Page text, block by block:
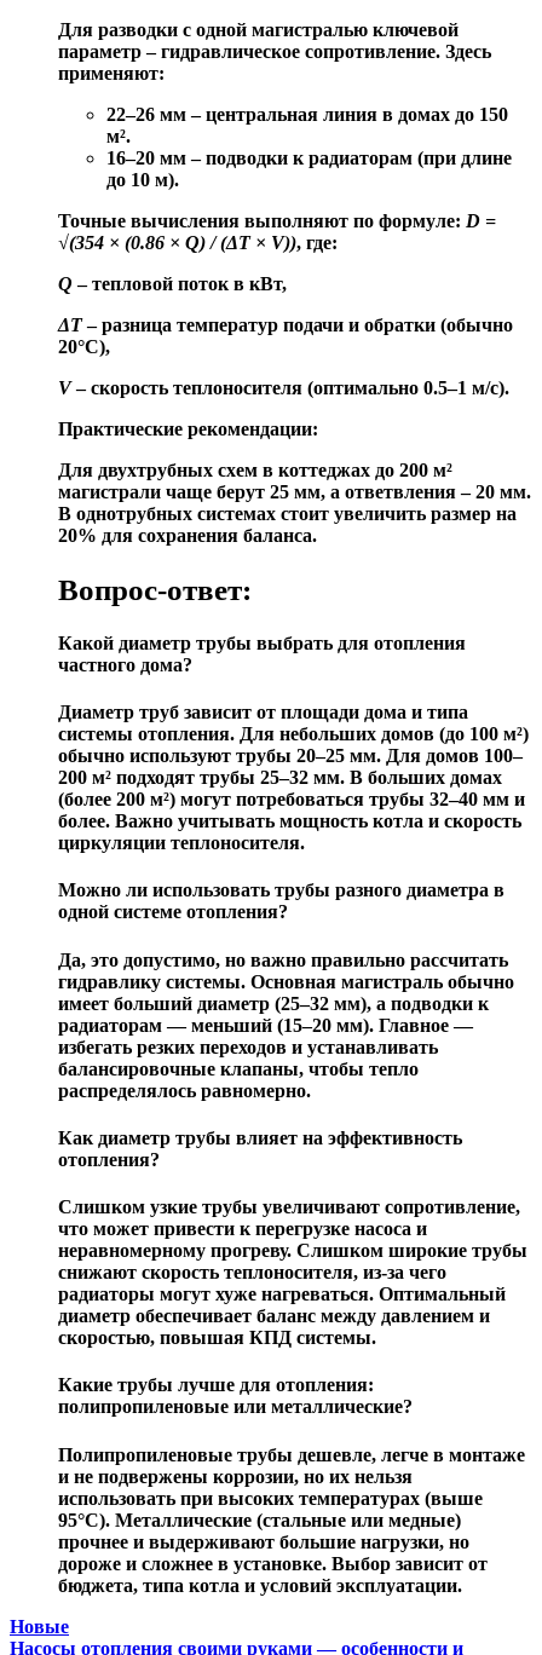
Для разводки с одной магистралью ключевой
параметр –гидравлическое сопротивление. Здесь
применяют:
22–26 мм– центральная линия в домах до 150
м².
16–20 мм– подводки к радиаторам (при длине
до 10 м).
Точные вычисления выполняют по формуле: D =
√(354 × (0.86 × Q) / (ΔT × V)), где:
Q – тепловой поток в кВт,
ΔT– разница температур подачи и обратки (обычно
20°C),
V– скорость теплоносителя (оптимально 0.5–1 м/с).
Практические рекомендации:
Для двухтрубных схем в коттеджах до 200 м²
магистрали чаще берут 25 мм, а ответвления – 20 мм.
В однотрубных системах стоит увеличить размер на
20% для сохранения баланса.
Вопрос-ответ:
Какой диаметр трубы выбрать для отопления
частного дома?
Диаметр труб зависит от площади дома и типа
системы отопления. Для небольших домов (до 100 м²)
обычно используют трубы 20–25 мм. Для домов 100–
200 м² подходят трубы 25–32 мм. В больших домах
(более 200 м²) могут потребоваться трубы 32–40 мм и
более. Важно учитывать мощность котла и скорость
циркуляции теплоносителя.
Можно ли использовать трубы разного диаметра в
одной системе отопления?
Да, это допустимо, но важно правильно рассчитать
гидравлику системы. Основная магистраль обычно
имеет больший диаметр (25–32 мм), а подводки к
радиаторам — меньший (15–20 мм). Главное —
избегать резких переходов и устанавливать
балансировочные клапаны, чтобы тепло
распределялось равномерно.
Как диаметр трубы влияет на эффективность
отопления?
Слишком узкие трубы увеличивают сопротивление,
что может привести к перегрузке насоса и
неравномерному прогреву. Слишком широкие трубы
снижают скорость теплоносителя, из-за чего
радиаторы могут хуже нагреваться. Оптимальный
диаметр обеспечивает баланс между давлением и
скоростью, повышая КПД системы.
Какие трубы лучше для отопления:
полипропиленовые или металлические?
Полипропиленовые трубы дешевле, легче в монтаже
и не подвержены коррозии, но их нельзя
использовать при высоких температурах (выше
95°C). Металлические (стальные или медные)
прочнее и выдерживают большие нагрузки, но
дороже и сложнее в установке. Выбор зависит от
бюджета, типа котла и условий эксплуатации.
Новые
Насосы отопления своими руками — особенности и